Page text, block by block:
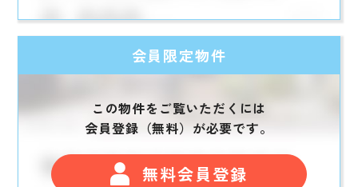
会員限定物件
この物件をご覧いただくには
会員登録（無料）が必要です。
無料会員登録